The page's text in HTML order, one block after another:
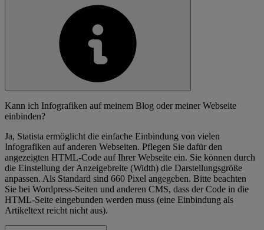
Kann ich Infografiken auf meinem Blog oder meiner Webseite
einbinden?
Ja, Statista ermöglicht die einfache Einbindung von vielen
Infografiken auf anderen Webseiten. Pflegen Sie dafür den
angezeigten HTML-Code auf Ihrer Webseite ein. Sie können durch
die Einstellung der Anzeigebreite (Width) die Darstellungsgröße
anpassen. Als Standard sind 660 Pixel angegeben. Bitte beachten
Sie bei Wordpress-Seiten und anderen CMS, dass der Code in die
HTML-Seite eingebunden werden muss (eine Einbindung als
Artikeltext reicht nicht aus).